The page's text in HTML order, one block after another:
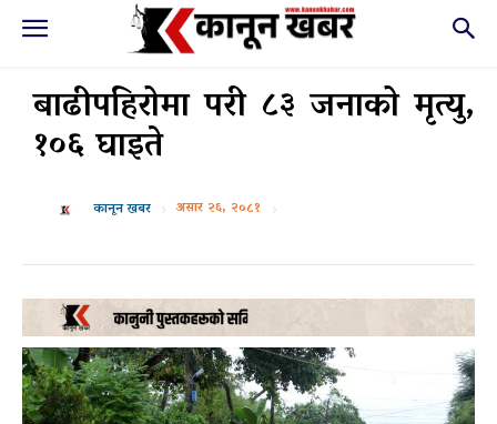
बाढीपहिरोमा परी ८३ जनाको मृत्यु,
१०६ घाइते
कानून खबर असार २६, २०८१